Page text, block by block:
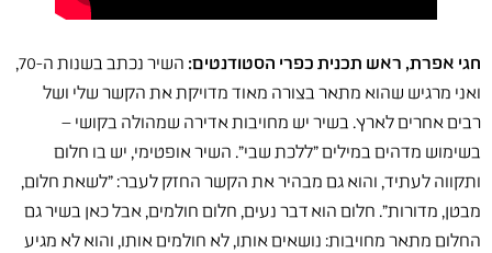
חגי אפרת, ראש תכנית כפרי הסטודנטים:
השיר נכתב בשנות ה-70,
ואני מרגיש שהוא מתאר בצורה מאוד מדויקת את הקשר שלי ושל
רבים אחרים לארץ. בשיר יש מחויבות אדירה שמהולה בקושי –
בשימוש מדהים במילים "ללכת שבי". השיר אופטימי, יש בו חלום
ותקווה לעתיד, והוא גם מבהיר את הקשר החזק לעבר: "לשאת חלום,
מבטן, מדורות". חלום הוא דבר נעים, חלום חולמים, אבל כאן בשיר גם
החלום מתאר מחויבות: נושאים אותו, לא חולמים אותו, והוא לא מגיע